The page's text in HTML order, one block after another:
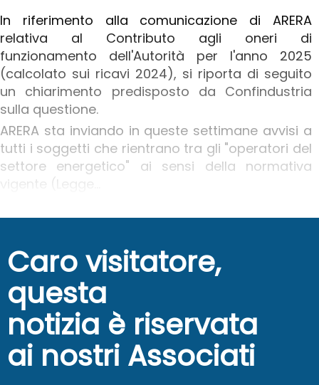
In riferimento alla comunicazione di ARERA
relativa al Contributo agli oneri di
funzionamento dell'Autorità per l'anno 2025
(calcolato sui ricavi 2024), si riporta di seguito
un chiarimento predisposto da Confindustria
sulla questione.
ARERA sta inviando in queste settimane avvisi a
tutti i soggetti che rientrano tra gli "operatori del
settore energetico" ai sensi della normativa
vigente (Legge...
Caro visitatore,
questa
notizia è riservata
ai nostri Associati